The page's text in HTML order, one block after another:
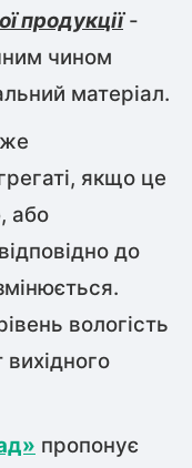
продукції-
чином
матеріал.
якщо це
або
до
вологість
пропонує